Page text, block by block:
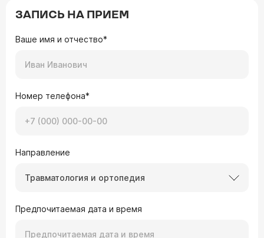
ЗАПИСЬ НА ПРИЕМ
Ваше имя и отчество*
Номер телефона*
Направление
Травматология и ортопедия
Предпочитаемая дата и время